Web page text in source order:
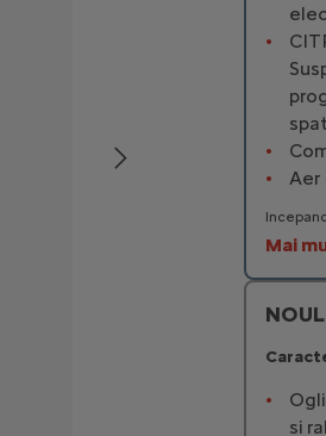
Aer
Mai
si